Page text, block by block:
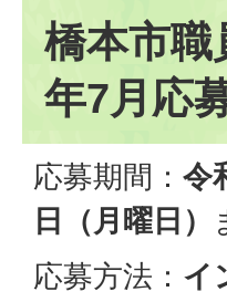
橋本市
年7月応募
応募期間： 令
日（月曜日）
応募方法： イ